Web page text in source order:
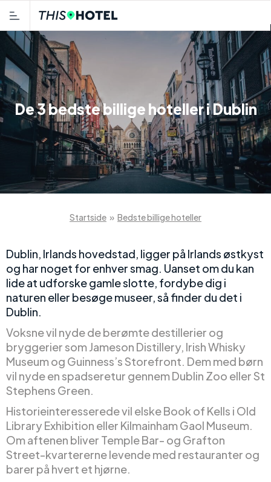
De 3 bedste billige hoteller i Dublin
Startside » Bedste billige hoteller
Dublin, Irlands hovedstad, ligger på Irlands østkyst
og har noget for enhver smag. Uanset om du kan
lide at udforske gamle slotte, fordybe dig i
naturen eller besøge museer, så finder du det i
Dublin.
Voksne vil nyde de berømte destillerier og
bryggerier som Jameson Distillery, Irish Whisky
Museum og Guinness’s Storefront. Dem med børn
vil nyde en spadseretur gennem Dublin Zoo eller St
Stephens Green.
Historieinteresserede vil elske Book of Kells i Old
Library Exhibition eller Kilmainham Gaol Museum.
Om aftenen bliver Temple Bar- og Grafton
Street-kvartererne levende med restauranter og
barer på hvert et hjørne.